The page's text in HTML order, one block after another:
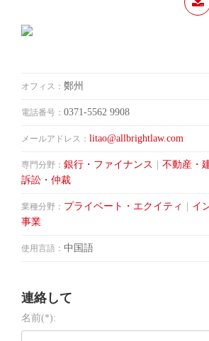
オフィス： 鄭州
電話番号： 0371-5562 9908
メールアドレス： litao@allbrightlaw.com
専門分野： 銀行・ファイナンス 不動産・
訴訟・仲裁
業種分野： プライベート・エクイティ イ
事業
使用言語： 中国語
連絡して
名前(*):